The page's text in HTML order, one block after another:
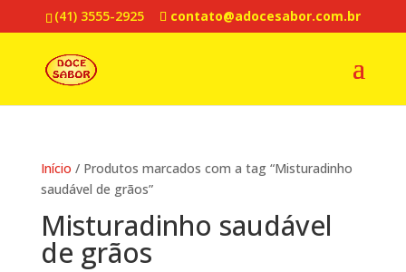
(41) 3555-2925 contato@adocesabor.com.br
Início / Produtos marcados com a tag “Misturadinho
saudável de grãos”
Misturadinho saudável
de grãos